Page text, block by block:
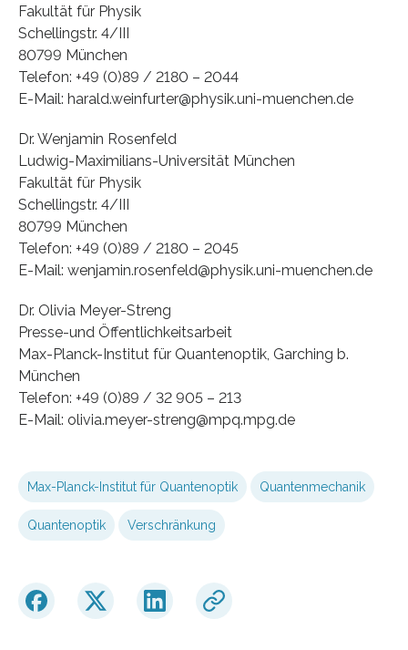
Fakultät für Physik
Schellingstr. 4/III
80799 München
Telefon: +49 (0)89 / 2180 – 2044
E-Mail: harald.weinfurter@physik.uni-muenchen.de
Dr. Wenjamin Rosenfeld
Ludwig-Maximilians-Universität München
Fakultät für Physik
Schellingstr. 4/III
80799 München
Telefon: +49 (0)89 / 2180 – 2045
E-Mail: wenjamin.rosenfeld@physik.uni-muenchen.de
Dr. Olivia Meyer-Streng
Presse-und Öffentlichkeitsarbeit
Max-Planck-Institut für Quantenoptik, Garching b.
München
Telefon: +49 (0)89 / 32 905 – 213
E-Mail: olivia.meyer-streng@mpq.mpg.de
Max-Planck-Institut für Quantenoptik Quantenmechanik
Quantenoptik Verschränkung